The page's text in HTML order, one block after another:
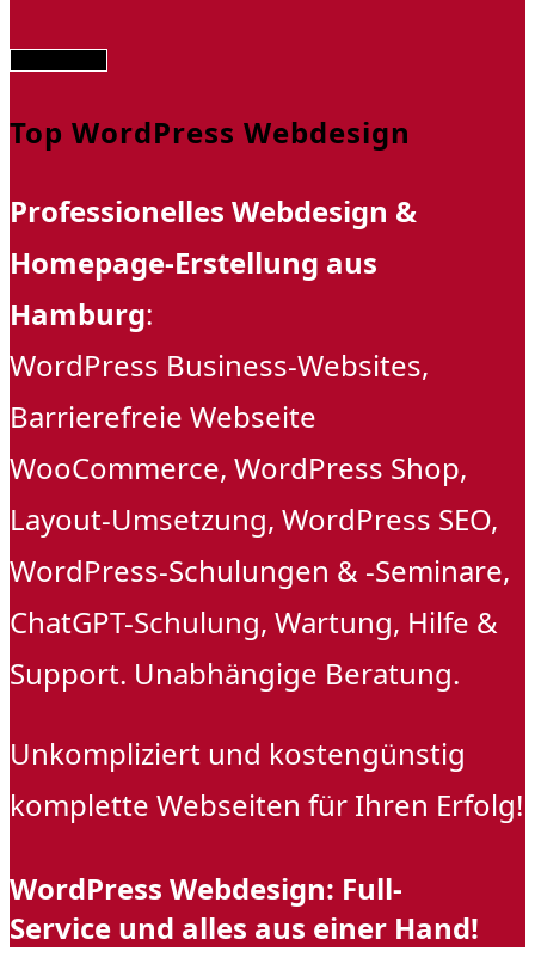
Top WordPress Webdesign
Professionelles Webdesign &
Homepage-Erstellung aus
Hamburg:
WordPress Business-Websites,
Barrierefreie Webseite
WooCommerce, WordPress Shop,
Layout-Umsetzung, WordPress SEO,
WordPress-Schulungen & -Seminare,
ChatGPT-Schulung, Wartung, Hilfe &
Support. Unabhängige Beratung.
Unkompliziert und kostengünstig
komplette Webseiten für Ihren Erfolg!
WordPress Webdesign: Full-
Service und alles aus einer Hand!